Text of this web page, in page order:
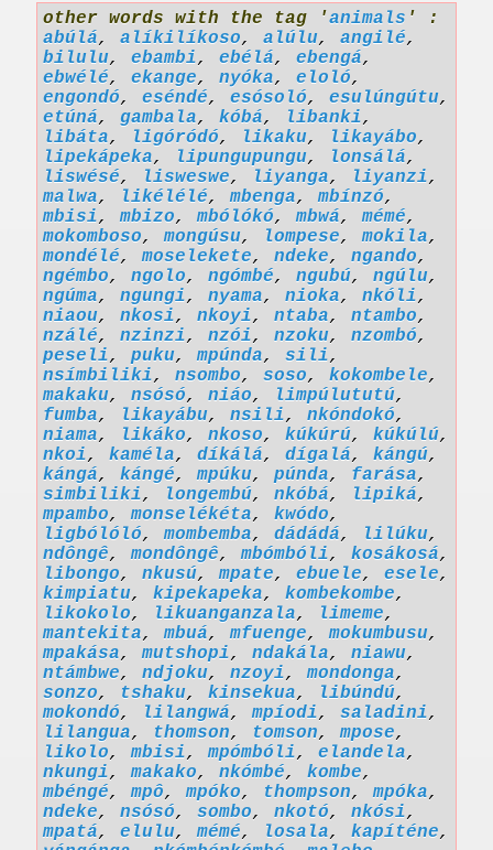
other words with the tag 'animals ' :
abúlá, alíkilíkoso, alúlu, angilé,
bilulu, ebambi, ebélá, ebengá,
ebwélé, ekange, nyóka, eloló,
engondó, eséndé, esósoló, esulúngútu,
etúná, gambala, kóbá, libanki,
libáta, ligóródó, likaku, likayábo,
lipekápeka, lipungupungu, lonsálá,
liswésé, lisweswe, liyanga, liyanzi,
malwa, likélélé,mbenga,mbínzó,
mbisi,mbizo,mbólókó,mbwá,mémé,
mokomboso,mongúsu, lompese,mokila,
mondélé,moselekete, ndeke, ngando,
ngémbo, ngolo, ngómbé, ngubú, ngúlu,
ngúma, ngungi, nyama, nioka, nkóli,
niaou, nkosi, nkoyi, ntaba, ntambo,
nzálé, nzinzi, nzói, nzoku, nzombó,
peseli, puku,mpúnda, sili,
nsímbiliki, nsombo, soso, kokombele,
makaku, nsósó, niáo, limpúlututú,
fumba, likayábu, nsili, nkóndokó,
niama, likáko, nkoso, kúkúrú, kúkúlú,
nkoi, kaméla, díkálá, dígalá, kángú,
kángá, kángé,mpúku, púnda, farása,
simbiliki, longembú, nkóbá, lipiká,
mpambo,monselékéta, kwódo,
ligbólóló,mombemba, dádádá, lilúku,
ndôngê,mondôngê,mbómbóli, kosákosá,
libongo, nkusú,mpate, ebuele, esele,
kimpiatu, kipekapeka, kombekombe,
likokolo, likuanganzala, limeme,
mantekita,mbuá,mfuenge,mokumbusu,
mpakása,mutshopi, ndakála, niawu,
ntámbwe, ndjoku, nzoyi,mondonga,
sonzo, tshaku, kinsekua, libúndú,
mokondó, lilangwá,mpíodi, saladini,
lilangua, thomson, tomson,mpose,
likolo,mbisi,mpómbóli, elandela,
nkungi,makako, nkómbé, kombe,
mbéngé,mpô,mpóko, thompson,mpóka,
ndeke, nsósó, sombo, nkotó, nkósi,
mpatá, elulu,mémé, losala, kapíténe,